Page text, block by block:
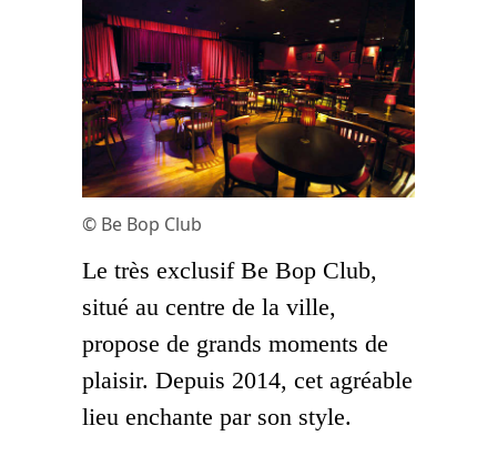
© Be Bop Club
Le très exclusif Be Bop Club,
situé au centre de la ville,
propose de grands moments de
plaisir. Depuis 2014, cet agréable
lieu enchante par son style.